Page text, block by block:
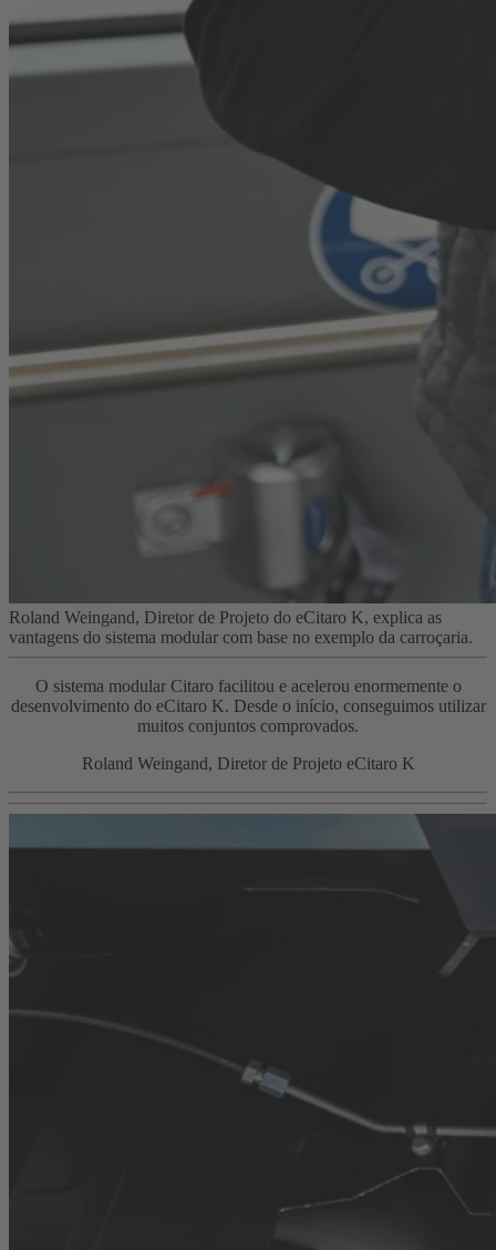
Roland Weingand, Diretor de Projeto do eCitaro K, explica as
vantagens do sistema modular com base no exemplo da carroçaria.
O sistema modular Citaro facilitou e acelerou enormemente o
desenvolvimento do eCitaro K. Desde o início, conseguimos utilizar
muitos conjuntos comprovados.
Roland Weingand, Diretor de Projeto eCitaro K